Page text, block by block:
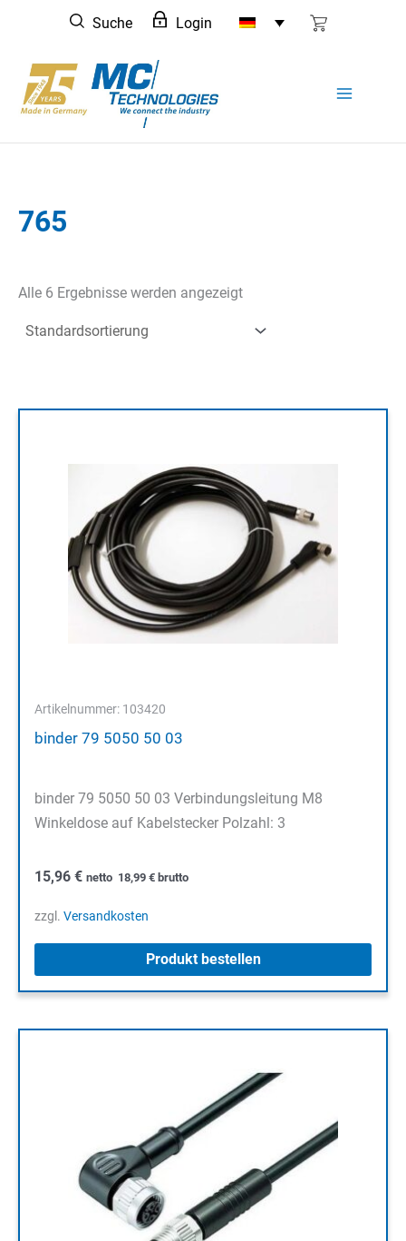
springen
Suche Login
765
Alle 6 Ergebnisse werden angezeigt
Artikelnummer: 103420
binder 79 5050 50 03
binder 79 5050 50 03 Verbindungsleitung M8
Winkeldose auf Kabelstecker Polzahl: 3
15,96 € netto 18,99 € brutto
zzgl. Versandkosten
Produkt bestellen